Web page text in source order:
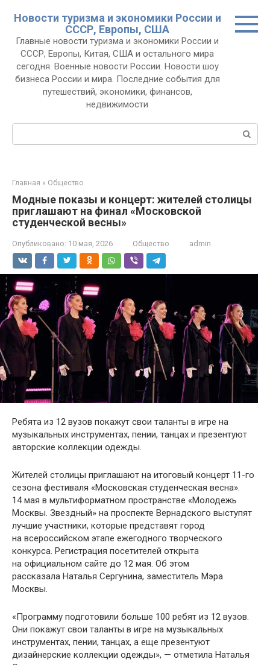
Новости туризма и экономики России и
СССР, Европы, США
Главные новости туризма и экономики России и
СССР, Европы, Китая, США и остального мира
сегодня. Военные новости России. Новости шоу
бизнеса России и мира. Последние события для
путешествий, экономики, финансов,
недвижимости
Поиск:
Главная » Общество
Модные показы и концерт: жителей столицы
приглашают на финал «Московской
студенческой весны»
Опубликовано: 10 мая, 2026 Общество admin
Ребята из 12 вузов покажут свои таланты в игре на
музыкальных инструментах, пении, танцах и презентуют
авторские коллекции одежды.
Жителей столицы приглашают на итоговый концерт 11-го
сезона фестиваля «Московская студенческая весна».
14 мая в мультиформатном пространстве «Молодежь
Москвы. Звездный» на проспекте Вернадского выступят
лучшие участники, которые представят город
на всероссийском этапе ежегодного творческого
конкурса. Регистрация посетителей открыта
на официальном сайте до 12 мая. Об этом
рассказала Наталья Сергунина, заместитель Мэра
Москвы.
«Программу подготовили больше 100 ребят из 12 вузов.
Они покажут свои таланты в игре на музыкальных
инструментах, пении, танцах, а еще презентуют
дизайнерские коллекции одежды», — отметила Наталья